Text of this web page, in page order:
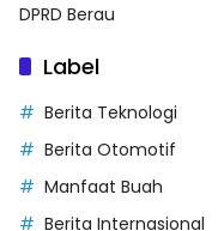
DPRD Berau
Label
Berita Teknologi
Berita Otomotif
Manfaat Buah
Berita Internasional